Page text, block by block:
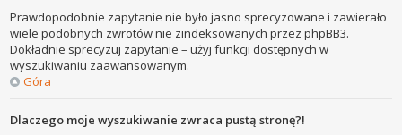
Prawdopodobnie zapytanie nie było jasno sprecyzowane i zawierało
wiele podobnych zwrotów nie zindeksowanych przez phpBB3.
Dokładnie sprecyzuj zapytanie – użyj funkcji dostępnych w
wyszukiwaniu zaawansowanym.
Góra
Dlaczego moje wyszukiwanie zwraca pustą stronę?!